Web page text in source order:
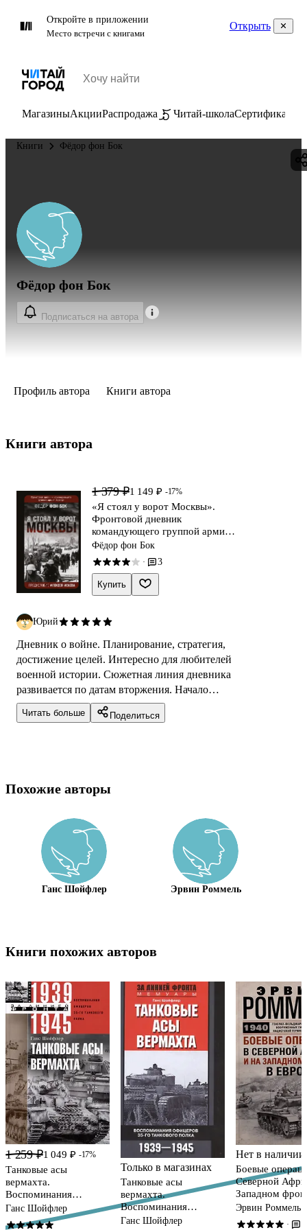
Откройте в приложении
Место встречи с книгами
Открыть
МагазиныАкцииРаспродажа Читай-школаСертификаты
Книги Фёдор фон Бок
Фёдор фон Бок
Подписаться на автора
Профиль автора Книги автора
Книги автора
1 379 ₽1 149 ₽ -17%
«Я стоял у ворот Москвы».
Фронтовой дневник
командующего группой армий
«Центр». Предисловие Алексея
Исаева
Фёдор фон Бок
· 3
Купить
Юрий
Дневник о войне. Планирование, стратегия,
достижение целей. Интересно для любителей
военной истории. Сюжетная линия дневника
развивается по датам вторжения. Начало
второй мировой- 1 сентября 1939 года...
Читать больше Поделиться
Похожие авторы
Ганс Шойфлер Эрвин Роммель
Книги похожих авторов
1 259 ₽1 049 ₽ -17%
Танковые асы
вермахта.
Воспоминания
офицеров 35-го
танкового полка. 1939
Ганс Шойфлер
Только в магазинах
Танковые асы
вермахта.
Воспоминания
офицеров 35-го
Ганс Шойфлер
Нет в наличии
Боевые
Северной
Западном
Европе.
Эрвин Роммель
·